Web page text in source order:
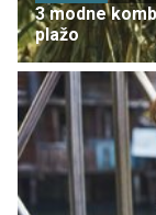
3 modne
plažo